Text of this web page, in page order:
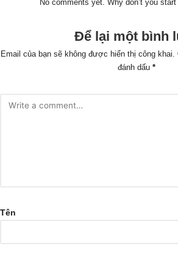
No comments yet. Why don’t you
Để lại một bình
Email của bạn sẽ không được hiển thị công khai.
đánh dấu *
Tên